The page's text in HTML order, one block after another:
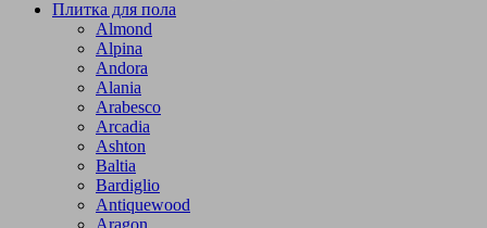
Плитка для пола
Almond
Alpina
Andora
Alania
Arabesco
Arcadia
Ashton
Baltia
Bardiglio
Antiquewood
Aragon